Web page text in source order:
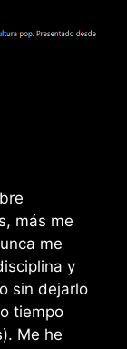
más me
me
y
sin dejarlo
tiempo
Me he